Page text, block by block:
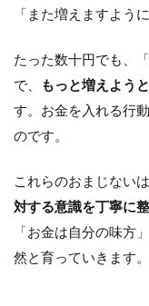
「また増えますよう
たった数十円でも、
で、
もっと増えよう
す。お金を入れる行
のです。
これらのおまじない
対する意識を丁寧に
「お金は自分の味方
然と育っていきます。